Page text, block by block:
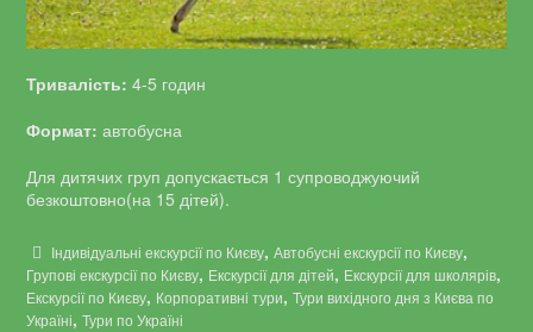
Тривалість: 4-5 годин
Формат: автобусна
Для дитячих груп допускається 1 супроводжуючий
безкоштовно(на 15 дітей).
Індивідуальні екскурсії по Києву,Автобусні екскурсії по Києву,
Групові екскурсії по Києву, Екскурсії для дітей, Екскурсії для школярів,
Екскурсії по Києву, Корпоративні тури,Тури вихідного дня з Києва по
Україні,Тури по Україні